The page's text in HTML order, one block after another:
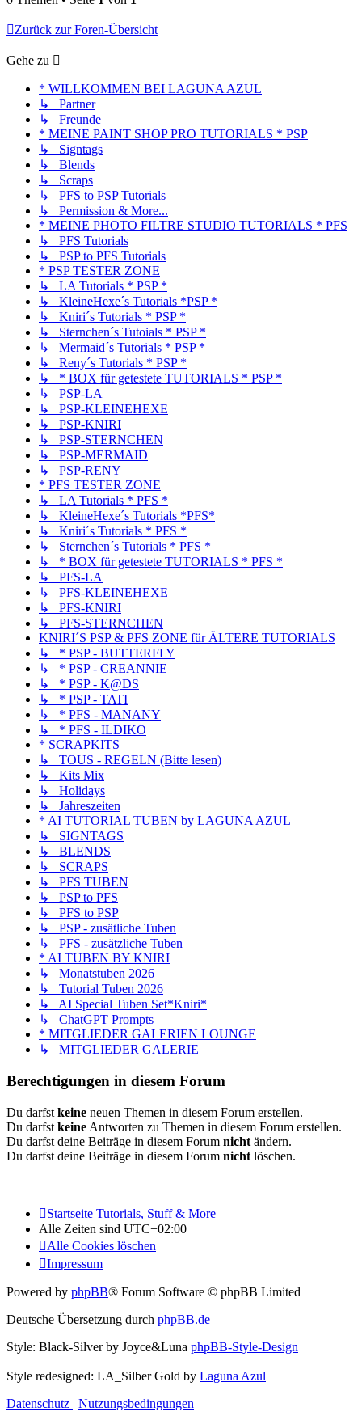
Zurück zur Foren-Übersicht
Gehe zu
* WILLKOMMEN BEI LAGUNA AZUL
↳ Partner
↳ Freunde
* MEINE PAINT SHOP PRO TUTORIALS * PSP
↳ Signtags
↳ Blends
↳ Scraps
↳ PFS to PSP Tutorials
↳ Permission & More...
* MEINE PHOTO FILTRE STUDIO TUTORIALS * PFS
↳ PFS Tutorials
↳ PSP to PFS Tutorials
* PSP TESTER ZONE
↳ LA Tutorials * PSP *
↳ KleineHexe´s Tutorials *PSP *
↳ Kniri´s Tutorials * PSP *
↳ Sternchen´s Tutoials * PSP *
↳ Mermaid´s Tutorials * PSP *
↳ Reny´s Tutorials * PSP *
↳ * BOX für getestete TUTORIALS * PSP *
↳ PSP-LA
↳ PSP-KLEINEHEXE
↳ PSP-KNIRI
↳ PSP-STERNCHEN
↳ PSP-MERMAID
↳ PSP-RENY
* PFS TESTER ZONE
↳ LA Tutorials * PFS *
↳ KleineHexe´s Tutorials *PFS*
↳ Kniri´s Tutorials * PFS *
↳ Sternchen´s Tutorials * PFS *
↳ * BOX für getestete TUTORIALS * PFS *
↳ PFS-LA
↳ PFS-KLEINEHEXE
↳ PFS-KNIRI
↳ PFS-STERNCHEN
KNIRI´S PSP & PFS ZONE für ÄLTERE TUTORIALS
↳ * PSP - BUTTERFLY
↳ * PSP - CREANNIE
↳ * PSP - K@DS
↳ * PSP - TATI
↳ * PFS - MANANY
↳ * PFS - ILDIKO
* SCRAPKITS
↳ TOUS - REGELN (Bitte lesen)
↳ Kits Mix
↳ Holidays
↳ Jahreszeiten
* AI TUTORIAL TUBEN by LAGUNA AZUL
↳ SIGNTAGS
↳ BLENDS
↳ SCRAPS
↳ PFS TUBEN
↳ PSP to PFS
↳ PFS to PSP
↳ PSP - zusätliche Tuben
↳ PFS - zusätzliche Tuben
* AI TUBEN BY KNIRI
↳ Monatstuben 2026
↳ Tutorial Tuben 2026
↳ AI Special Tuben Set*Kniri*
↳ ChatGPT Prompts
* MITGLIEDER GALERIEN LOUNGE
↳ MITGLIEDER GALERIE
Berechtigungen in diesem Forum
Du darfst keine neuen Themen in diesem Forum erstellen.
Du darfst keine Antworten zu Themen in diesem Forum erstellen.
Du darfst deine Beiträge in diesem Forum nicht ändern.
Du darfst deine Beiträge in diesem Forum nicht löschen.
Startseite Tutorials, Stuff & More
Alle Zeiten sind UTC+02:00
Alle Cookies löschen
Impressum
Powered by phpBB® Forum Software © phpBB Limited
Deutsche Übersetzung durch phpBB.de
Style: Black-Silver by Joyce&Luna phpBB-Style-Design
Style redesigned: LA_Silber Gold by Laguna Azul
Datenschutz | Nutzungsbedingungen